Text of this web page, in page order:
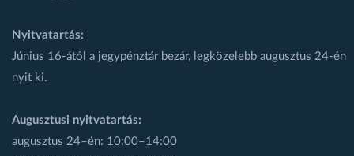
Nyitvatartás:
Június 16-ától a jegypénztár bezár, legközelebb augusztus 24-én
nyit ki.
Augusztusi nyitvatartás:
augusztus 24–én: 10:00–14:00